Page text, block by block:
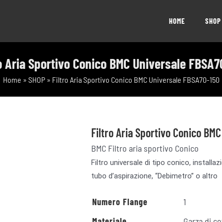
HOME SHOP
Sportivo Conico BMC Universale
Home » SHOP» Filtro Aria Sportivo Conico BMC Universale FBSA70-150
Filtro Aria Sportivo Conico
BMC Filtro aria sportivo Conico
Filtro universale di tipo conico,
tubo d’aspirazione, “Debimetro” o altro
Numero Flange
1